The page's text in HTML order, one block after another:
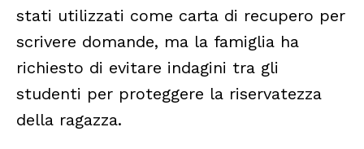
stati utilizzati come carta di recupero per
scrivere domande, ma la famiglia ha
richiesto di evitare indagini tra gli
studenti per proteggere la riservatezza
della ragazza.